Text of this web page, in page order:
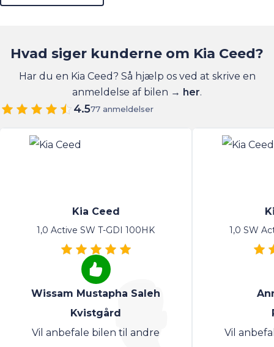
Hvad siger kunderne om Kia Ceed?
Har du en Kia Ceed? Så hjælp os ved at skrive en
anmeldelse af bilen → her.
4.577 anmeldelser
Kia Ceed
1,0 Active SW T-GDI 100HK
Wissam Mustapha Saleh
Kvistgård
Vil anbefale bilen til andre
1,0 SW
Vil